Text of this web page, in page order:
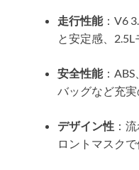
走行性能：V6
と安定感、
安全性能：
バッグなど充
デザイン性 ：
ロントマスク